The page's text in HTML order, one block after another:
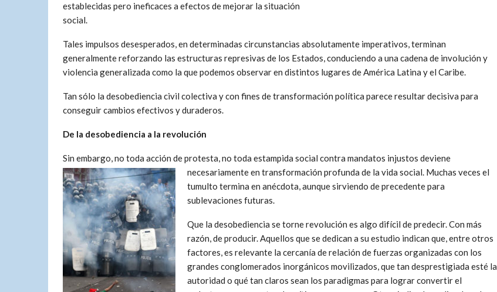
establecidas pero ineficaces a efectos de mejorar la situación
social.
Tales impulsos desesperados, en determinadas circunstancias absolutamente imperativos, terminan
generalmente reforzando las estructuras represivas de los Estados, conduciendo a una cadena de involución y
violencia generalizada como la que podemos observar en distintos lugares de América Latina y el Caribe.
Tan sólo la desobediencia civil colectiva y con fines de transformación política parece resultar decisiva para
conseguir cambios efectivos y duraderos.
De la desobediencia a la revolución
Sin embargo, no toda acción de protesta, no toda estampida social contra mandatos injustos deviene
necesariamente en transformación profunda de la vida social. Muchas veces el
tumulto termina en anécdota, aunque sirviendo de precedente para
sublevaciones futuras.
Que la desobediencia se torne revolución es algo difícil de predecir. Con más
razón, de producir. Aquellos que se dedican a su estudio indican que, entre otros
factores, es relevante la cercanía de relación de fuerzas organizadas con los
grandes conglomerados inorgánicos movilizados, que tan desprestigiada esté la
autoridad o qué tan claros sean los paradigmas para lograr convertir el